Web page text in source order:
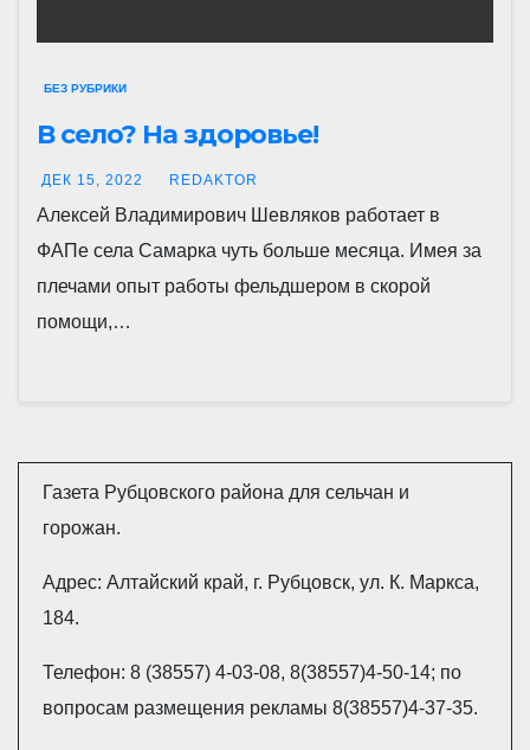
БЕЗ РУБРИКИ
В село? На здоровье!
ДЕК 15, 2022 REDAKTOR
Алексей Владимирович Шевляков работает в
ФАПе села Самарка чуть больше месяца. Имея за
плечами опыт работы фельдшером в скорой
помощи,…
Газета Рубцовского района для сельчан и
горожан.
Адрес: Алтайский край, г. Рубцовск, ул. К. Маркса,
184.
Телефон: 8 (38557) 4-03-08, 8(38557)4-50-14; по
вопросам размещения рекламы 8(38557)4-37-35.